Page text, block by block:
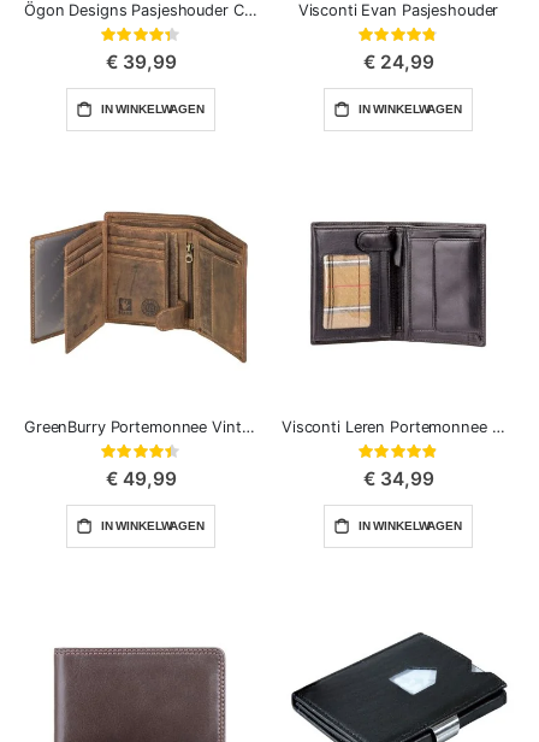
Ögon Designs Pasjeshouder Card Case
Waardering:
€ 39,99
IN WINKELWAGEN
Visconti Evan Pasjeshouder
Waardering:
€ 24,99
IN WINKELWAGEN
GreenBurry Portemonnee Vintage
Waardering:
€ 49,99
IN WINKELWAGEN
Visconti Leren Portemonnee Milan RFID
Waardering:
€ 34,99
IN WINKELWAGEN